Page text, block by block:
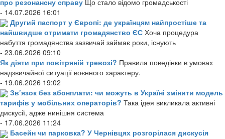
- 14.07.2026 16:01
Другий паспорт у Європі: де українцям найпростіше та
найшвидше отримати громадянство ЄС Хоча процедура
набуття громадянства зазвичай займає роки, існують
- 23.06.2026 09:10
Як діяти при повітряній тревозі? Правила поведінки в умовах
надзвичайної ситуації воєнного характеру.
- 19.06.2026 19:02
Зв’язок без абонплати: чи можуть в Україні змінити модель
тарифів у мобільних операторів? Така ідея викликала активні
дискусії, адже нинішня система
- 17.06.2026 11:24
Басейн чи парковка? У Чернівцях розгорілася дискусія